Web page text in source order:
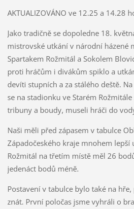
AKTUALIZOVÁNO ve 12.25 a 14.28
Jako tradičně se dopoledne 18.
mistrovské utkání v národní házené
Spartakem Rožmitál a Sokolem
proti hráčům i divákům spiklo a
devíti stupních a za stálého deště.
se na stadionku ve Starém
tribuny a boudy, museli hráči do
Naši měli před zápasem v tabulce
Západočeského kraje mnohem lepší
Rožmitál na třetím místě měl 26
jedenáct bodů méně.
Postavení v tabulce bylo také na
znát. První poločas jsme vyhráli o